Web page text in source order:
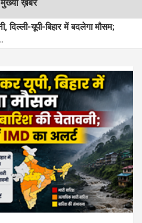
मुख्या ख़बरें
दिल्ली-यूपी-बिहार में बदलेगा मौसम;
बनीं आत्मनिर्भरता की नई पहचान…
भवन बना आकर्षण का केंद्र…
गहरी, मिसाइल यूनिट तैनात; यूक्रेन